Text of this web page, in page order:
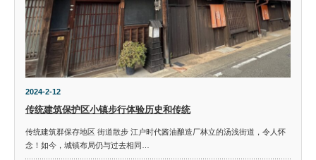
2024-2-12
传统建筑保护区小镇步行体验历史和传统
传统建筑群保存地区 街道散步 江户时代酱油酿造厂林立的汤浅街道，令人怀
念！如今，城镇布局仍与过去相同…